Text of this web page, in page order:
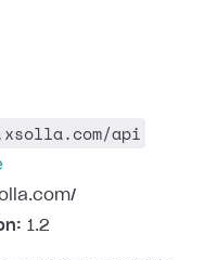
api
1.2